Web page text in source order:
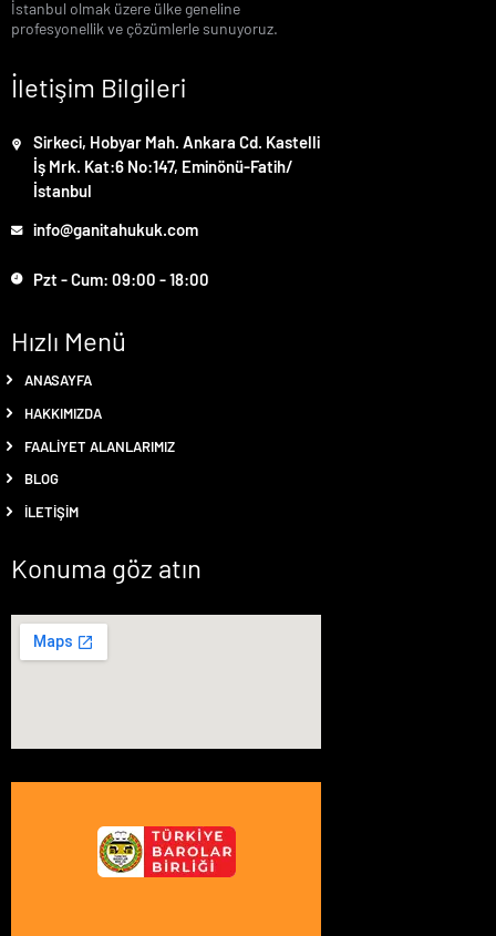
İstanbul olmak üzere ülke geneline
profesyonellik ve çözümlerle sunuyoruz.
İletişim Bilgileri
Sirkeci, Hobyar Mah. Ankara Cd. Kastelli
İş Mrk. Kat:6 No:147, Eminönü-Fatih/
İstanbul
info@ganitahukuk.com
Pzt - Cum: 09:00 - 18:00
Hızlı Menü
ANASAYFA
HAKKIMIZDA
FAALIYET ALANLARIMIZ
BLOG
İLETIŞIM
Konuma göz atın